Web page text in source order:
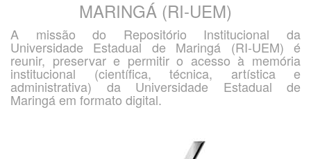
MARINGÁ (RI-UEM)
A missão do Repositório Institucional da
Universidade Estadual de Maringá (RI-UEM) é
reunir, preservar e permitir o acesso à memória
institucional (científica, técnica, artística e
administrativa) da Universidade Estadual de
Maringá em formato digital.